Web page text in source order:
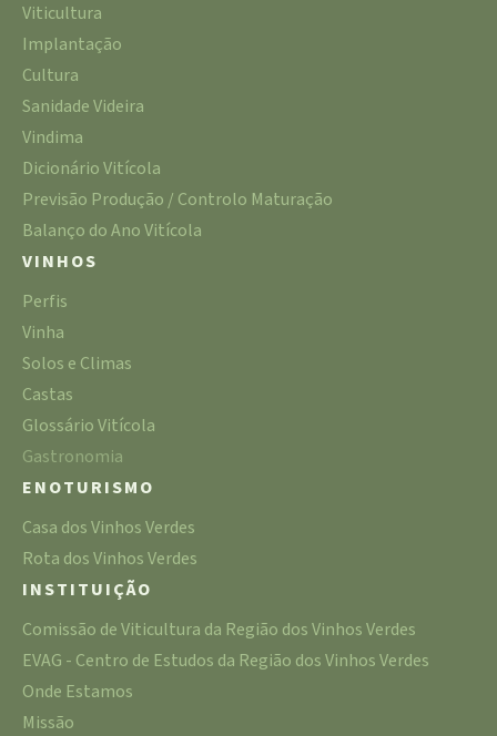
Viticultura
Implantação
Cultura
Sanidade Videira
Vindima
Dicionário Vitícola
Previsão Produção / Controlo Maturação
Balanço do Ano Vitícola
VINHOS
Perfis
Vinha
Solos e Climas
Castas
Glossário Vitícola
Gastronomia
ENOTURISMO
Casa dos Vinhos Verdes
Rota dos Vinhos Verdes
INSTITUIÇÃO
Comissão de Viticultura da Região dos Vinhos Verdes
EVAG - Centro de Estudos da Região dos Vinhos Verdes
Onde Estamos
Missão